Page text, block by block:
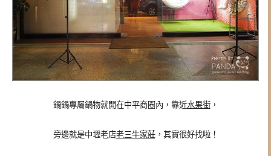
鍋鍋專屬鍋物就開在中平商圈內，靠近水果街，
旁邊就是中壢老店老三牛家莊，其實很好找啦！